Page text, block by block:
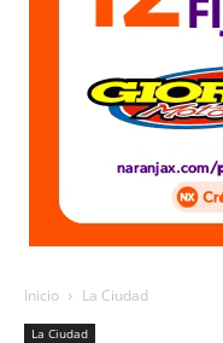
Inicio La Ciudad
La Ciudad